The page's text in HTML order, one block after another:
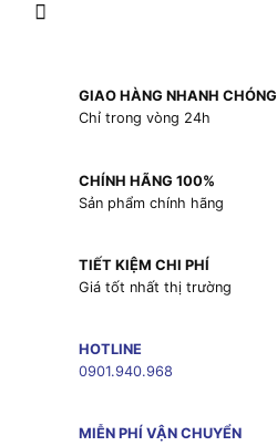
GIAO HÀNG NHANH CHÓNG
Chỉ trong vòng 24h
CHÍNH HÃNG 100%
Sản phẩm chính hãng
TIẾT KIỆM CHI PHÍ
Giá tốt nhất thị trường
HOTLINE
0901.940.968
MIỄN PHÍ VẬN CHUYỂN